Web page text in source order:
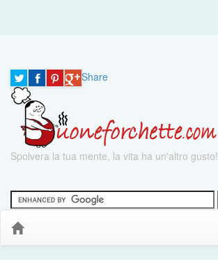
Share
Spolvera la tua mente, la vita ha un'altro gusto!